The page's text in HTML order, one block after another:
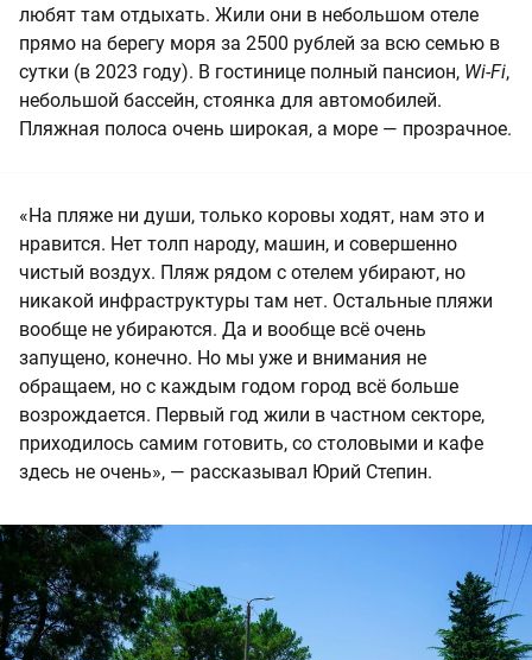
любят там отдыхать. Жили они в небольшом отеле
прямо на берегу моря за 2500 рублей за всю семью в
сутки (в 2023 году). В гостинице полный пансион, Wi-Fi,
небольшой бассейн, стоянка для автомобилей.
Пляжная полоса очень широкая, а море — прозрачное.
«На пляже ни души, только коровы ходят, нам это и
нравится. Нет толп народу, машин, и совершенно
чистый воздух. Пляж рядом с отелем убирают, но
никакой инфраструктуры там нет. Остальные пляжи
вообще не убираются. Да и вообще всё очень
запущено, конечно. Но мы уже и внимания не
обращаем, но с каждым годом город всё больше
возрождается. Первый год жили в частном секторе,
приходилось самим готовить, со столовыми и кафе
здесь не очень», — рассказывал Юрий Степин.